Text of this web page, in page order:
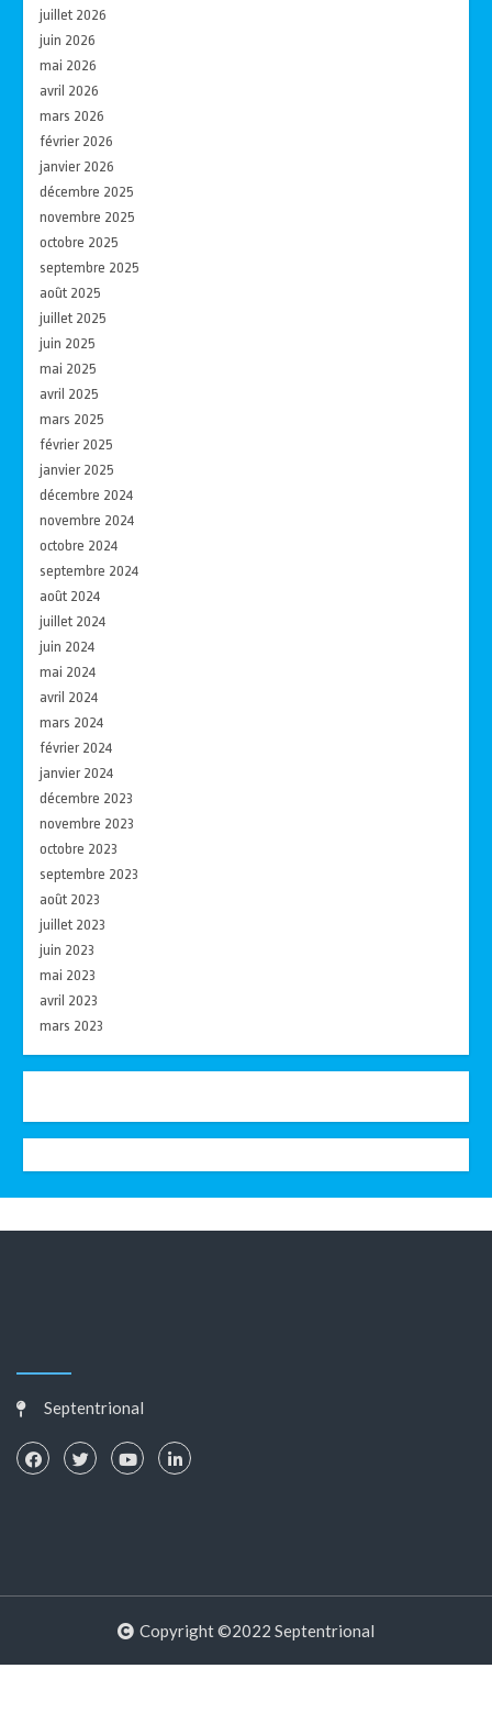
juillet 2026
juin 2026
mai 2026
avril 2026
mars 2026
février 2026
janvier 2026
décembre 2025
novembre 2025
octobre 2025
septembre 2025
août 2025
juillet 2025
juin 2025
mai 2025
avril 2025
mars 2025
février 2025
janvier 2025
décembre 2024
novembre 2024
octobre 2024
septembre 2024
août 2024
juillet 2024
juin 2024
mai 2024
avril 2024
mars 2024
février 2024
janvier 2024
décembre 2023
novembre 2023
octobre 2023
septembre 2023
août 2023
juillet 2023
juin 2023
mai 2023
avril 2023
mars 2023
Septentrional
Copyright ©2022 Septentrional